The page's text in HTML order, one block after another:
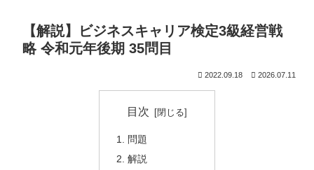
【解説】ビジネスキャリア検定3級経営戦
略 令和元年後期 35問目
2022.09.18 2026.07.11
目次
問題
解説